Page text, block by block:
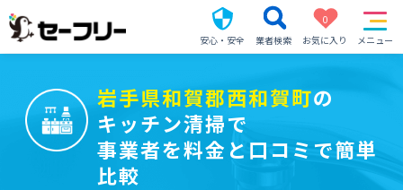
安心・安全 業者検索
0
お気に入り
メニュー
岩手県和賀郡西和賀町の
キッチン清掃で
事業者を料金と口コミで簡単
比較